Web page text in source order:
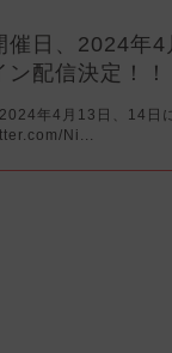
催日、2024年4
配信決定！！
年4月13日、14日
Ni...